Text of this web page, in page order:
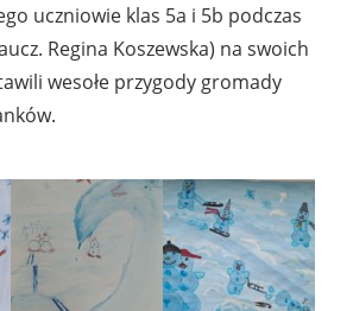
uczniowie klas 5a i 5b podczas
Regina Koszewska) na swoich
wesołe przygody gromady